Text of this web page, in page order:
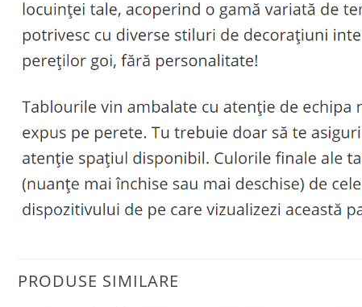
PRODUSE SIMILARE